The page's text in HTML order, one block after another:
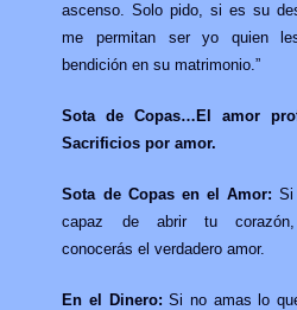
ascenso. Solo pido, si es su
me permitan ser yo quien
bendición en su matrimonio.”
Sota de Copas…El amor
Sacrificios por amor.
Sota de Copas en el Amor: Si
capaz de abrir tu
conocerás el verdadero amor.
En el Dinero: Si no amas lo